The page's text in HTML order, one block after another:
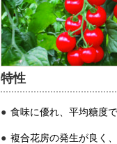
特性
食味に優れ、平均糖度
複合花房の発生が良く